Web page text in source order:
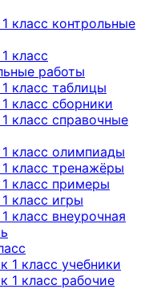
класс контрольные
класс
работы
класс таблицы
класс сборники
класс справочные
класс олимпиады
класс тренажёры
класс примеры
класс игры
класс внеурочная
1 класс учебники
1 класс рабочие